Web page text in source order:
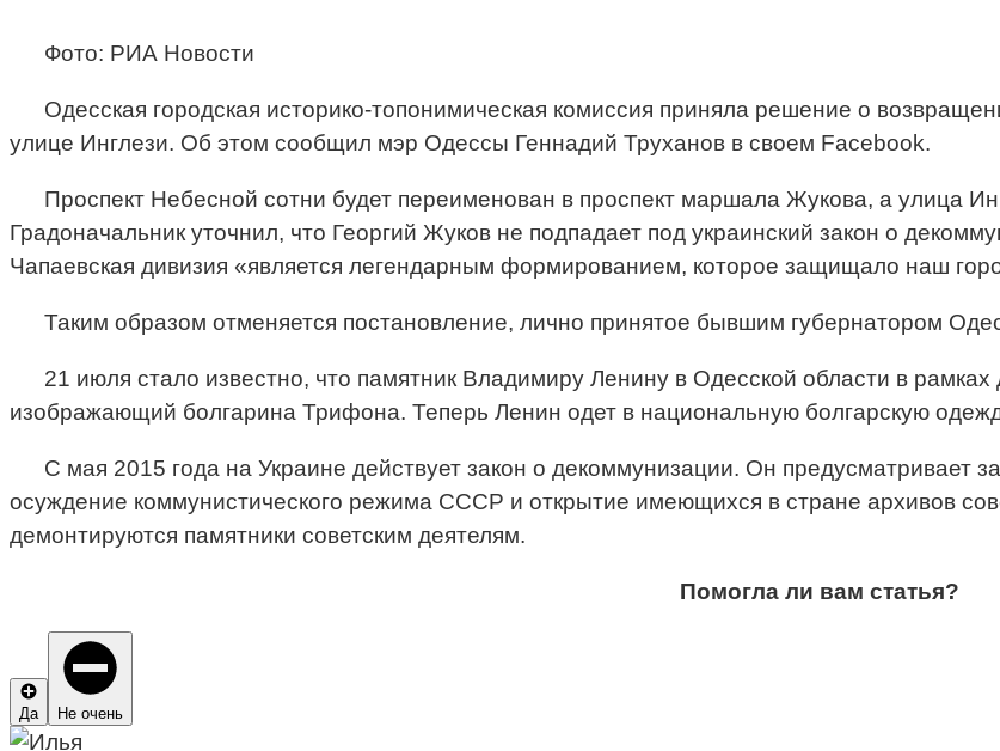
Фото: РИА Новости
Одесская городская историко-топонимическая комиссия приняла решение о
улице Инглези. Об этом сообщил мэр Одессы Геннадий Труханов в своем Facebook.
Проспект Небесной сотни будет переименован в проспект маршала Жукова, а улица
Градоначальник уточнил, что Георгий Жуков не подпадает под украинский закон о
Чапаевская дивизия «является легендарным формированием, которое защищало наш
Таким образом отменяется постановление, лично принятое бывшим губернатором
21 июля стало известно, что памятник Владимиру Ленину в Одесской области в
изображающий болгарина Трифона. Теперь Ленин одет в национальную болгарскую
С мая 2015 года на Украине действует закон о декоммунизации. Он предусматривает
осуждение коммунистического режима СССР и открытие имеющихся в стране архивов
демонтируются памятники советским деятелям.
Помогла ли вам статья?
Да Не очень